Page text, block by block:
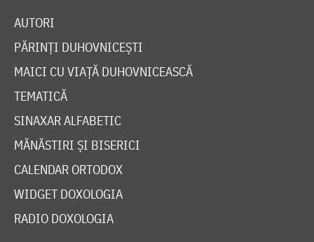
AUTORI
PĂRINȚI DUHOVNICEȘTI
MAICI CU VIAȚĂ DUHOVNICEASCĂ
TEMATICĂ
SINAXAR ALFABETIC
MĂNĂSTIRI ȘI BISERICI
CALENDAR ORTODOX
WIDGET DOXOLOGIA
RADIO DOXOLOGIA